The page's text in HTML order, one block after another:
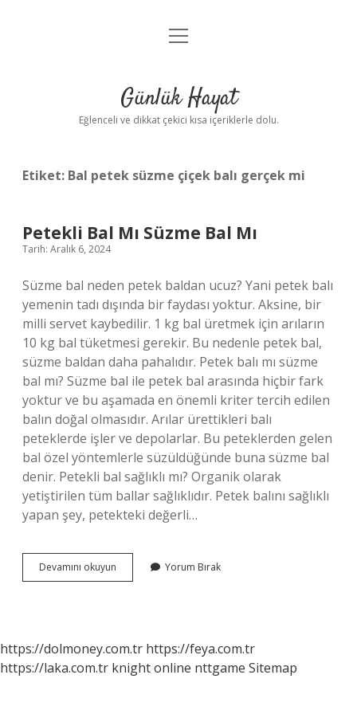
Anasayfa
Yasal Uyarı
menüyü
Günlük Hayat
Eğlenceli ve dikkat çekici kısa içeriklerle dolu.
Etiket: Bal petek süzme çiçek balı gerçek mi
Petekli Bal Mı Süzme Bal Mı
Tarih: Aralık 6, 2024
Süzme bal neden petek baldan ucuz? Yani petek balı
yemenin tadı dışında bir faydası yoktur. Aksine, bir
milli servet kaybedilir. 1 kg bal üretmek için arıların
10 kg bal tüketmesi gerekir. Bu nedenle petek bal,
süzme baldan daha pahalıdır. Petek balı mı süzme
bal mı? Süzme bal ile petek bal arasında hiçbir fark
yoktur ve bu aşamada en önemli kriter tercih edilen
balın doğal olmasıdır. Arılar ürettikleri balı
peteklerde işler ve depolarlar. Bu peteklerden gelen
bal özel yöntemlerle süzüldüğünde buna süzme bal
denir. Petekli bal sağlıklı mı? Organik olarak
yetiştirilen tüm ballar sağlıklıdır. Petek balını sağlıklı
yapan şey, petekteki değerli…
Devamını okuyun
Bal
Yorum Bırak
https://dolmoney.com.tr https://feya.com.tr
https://laka.com.tr knight online nttgame Sitemap